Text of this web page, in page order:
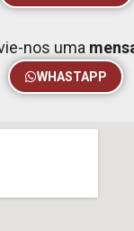
nos uma
WHASTAPP